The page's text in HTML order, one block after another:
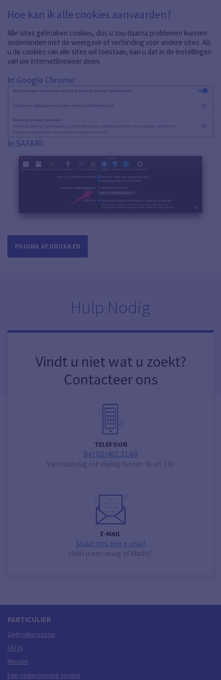
Hoe kan ik alle cookies aanvaarden?
Alle sites gebruiken cookies, dus u zou daarna problemen kunnen
ondervinden met de weergave of verbinding voor andere sites. Als
u de cookies van alle sites wil toestaan, kan u dat in de instellingen
van uw internetbrowser doen.
In Google Chrome:
In SAFARI:
PAGINA AFDRUKKEN
Hulp Nodig
Vindt u niet wat u zoekt?
Contacteer ons
TELEFOON
Bel 02/401.31.60
Van maandag tot vrijdag tussen 9u en 17u
E-MAIL
Stuur ons een e-mail
Hebt u een vraag of klacht?
PARTICULIER
Gebruikerszone
FAQS
Nieuws
Een onderneming vinden